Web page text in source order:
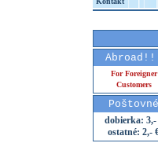
For Foreigner
Customers
Poštovné
dobierka: 3,-
ostatné: 2,-